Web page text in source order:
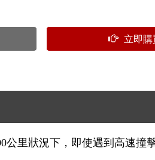
立即購
里狀況下，即使遇到高速撞